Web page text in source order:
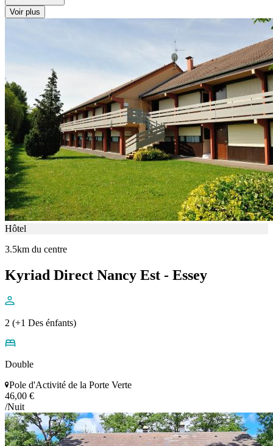
Voir plus
Hôtel
3.5km du centre
Kyriad Direct Nancy Est - Essey
2 (+1 Des énfants)
Double
Pole d'Activité de la Porte Verte
46,00 €
/Nuit